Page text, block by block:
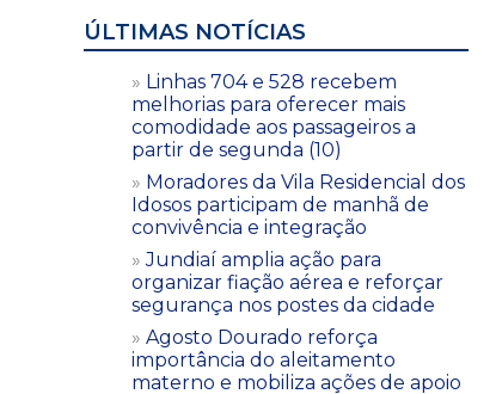
ÚLTIMAS NOTÍCIAS
Linhas 704 e 528 recebem
melhorias para oferecer mais
comodidade aos passageiros a
partir de segunda (10)
Moradores da Vila Residencial dos
Idosos participam de manhã de
convivência e integração
Jundiaí amplia ação para
organizar fiação aérea e reforçar
segurança nos postes da cidade
Agosto Dourado reforça
importância do aleitamento
materno e mobiliza ações de apoio